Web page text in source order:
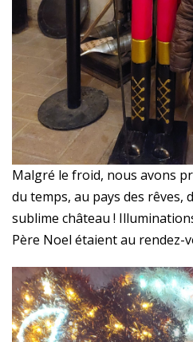
Malgré le froid, nous avons
du temps, au pays des rêves,
sublime château !
Père Noel étaient au rendez-